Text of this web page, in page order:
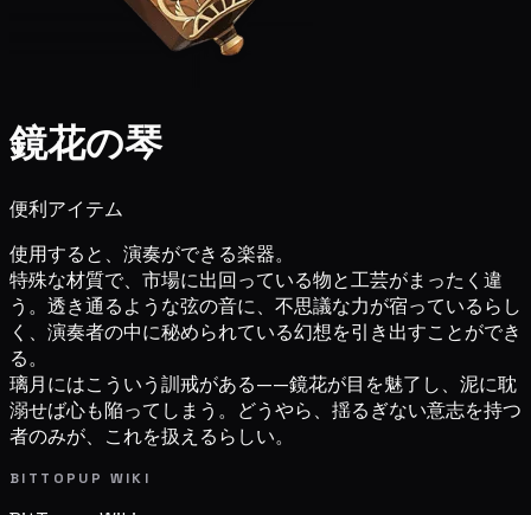
鏡花の琴
便利アイテム
使用すると、演奏ができる楽器。
特殊な材質で、市場に出回っている物と工芸がまったく違
う。透き通るような弦の音に、不思議な力が宿っているらし
く、演奏者の中に秘められている幻想を引き出すことができ
る。
璃月にはこういう訓戒がある——鏡花が目を魅了し、泥に耽
溺せば心も陥ってしまう。どうやら、揺るぎない意志を持つ
者のみが、これを扱えるらしい。
BITTOPUP WIKI